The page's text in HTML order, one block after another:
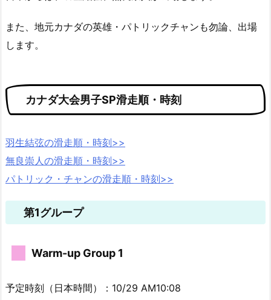
また、地元カナダの英雄・パトリックチャンも勿論、出場
します。
カナダ大会男子SP滑走順・時刻
羽生結弦の滑走順・時刻>>
無良崇人の滑走順・時刻>>
パトリック・チャンの滑走順・時刻>>
第1グループ
Warm-up Group 1
予定時刻（日本時間）：10/29 AM10:08